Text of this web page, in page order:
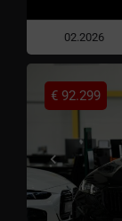
02.2026
€ 92.299